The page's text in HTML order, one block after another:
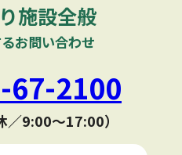
施設全般
お問い合わせ
67-2100
／9:00〜17:00）